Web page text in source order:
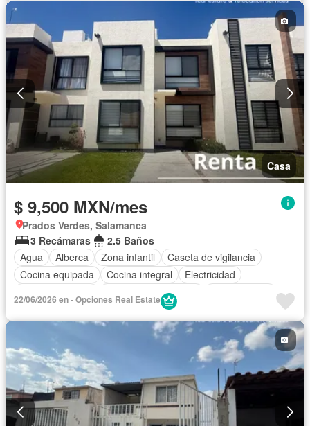
Casa
$ 9,500 MXN/mes
Prados Verdes, Salamanca
3 Recámaras
2.5 Baños
Agua
Alberca Zona infantil
Caseta de vigilancia
Cocina equipada
Cocina integral
Electricidad
Recámara con closet
Completamente amueblado
22/06/2026 en - Opciones Real Estate